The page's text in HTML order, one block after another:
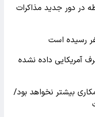
در دور جدید مذاکرات
رسیده است
آمریکایی داده نشده
بیشتر نخواهد بود/